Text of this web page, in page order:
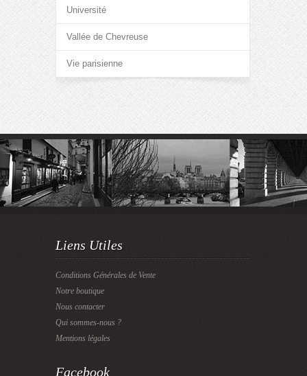
Université
Vallée de Chevreuse
Vie parisienne
Liens Utiles
Conditions Générales de Vente
Notre boutique
Nous contacter
Qui sommes-nous ?
Mentions légales
Facebook